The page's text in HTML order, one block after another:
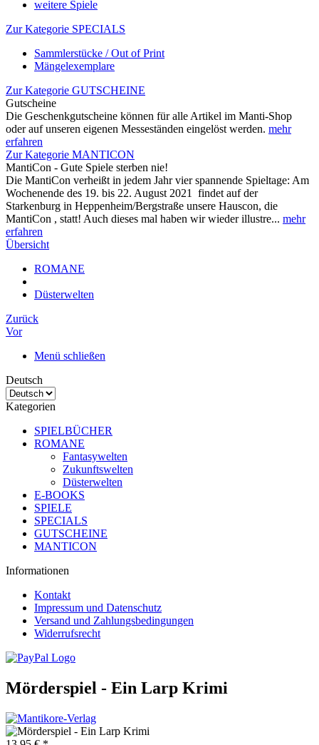
weitere Spiele
Zur Kategorie SPECIALS
Sammlerstücke / Out of Print
Mängelexemplare
Zur Kategorie GUTSCHEINE
Gutscheine
Die Geschenkgutscheine können für alle Artikel im Manti-Shop
oder auf unseren eigenen Messeständen eingelöst werden. mehr
erfahren
Zur Kategorie MANTICON
MantiCon - Gute Spiele sterben nie!
Die MantiCon verheißt in jedem Jahr vier spannende Spieltage: Am
Wochenende des 19. bis 22. August 2021 findet auf der
Starkenburg in Heppenheim/Bergstraße unsere Hauscon, die
MantiCon , statt! Auch dieses mal haben wir wieder illustre... mehr
erfahren
Übersicht
ROMANE
Düsterwelten
Zurück
Vor
Menü schließen
Deutsch
Kategorien
SPIELBÜCHER
ROMANE
Fantasywelten
Zukunftswelten
Düsterwelten
E-BOOKS
SPIELE
SPECIALS
GUTSCHEINE
MANTICON
Informationen
Kontakt
Impressum und Datenschutz
Versand und Zahlungsbedingungen
Widerrufsrecht
Mörderspiel - Ein Larp Krimi